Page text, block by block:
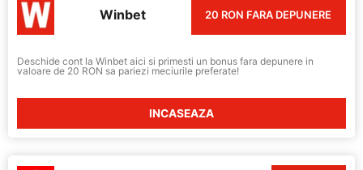
Winbet 20 RON FARA DEPUNERE
Deschide cont la Winbet aici si primesti un bonus fara depunere in
valoare de 20 RON sa pariezi meciurile preferate!
INCASEAZA